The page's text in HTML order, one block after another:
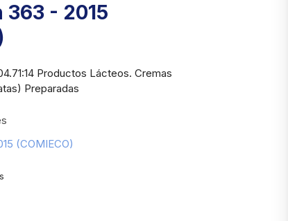
363 - 2015
Productos Lácteos. Cremas
Preparadas
(COMIECO)